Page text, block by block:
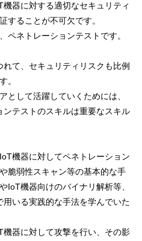
器に対する適切なセキュリティ
することが不可欠です。
ペネトレーションテストです。
て、セキュリティリスクも比例
。
として活躍していくためには、
テストのスキルは重要なスキル
機器に対してペネトレーション
脆弱性スキャン等の基本的な手
IoT機器向けのバイナリ解析等、
いる実践的な手法を学んでいた
器に対して攻撃を行い、その影